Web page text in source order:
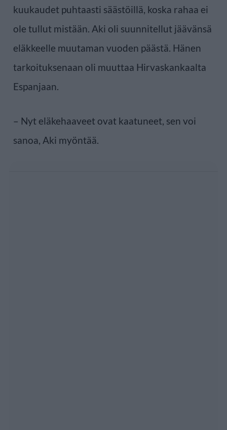
kuukaudet puhtaasti säästöillä, koska rahaa ei
ole tullut mistään. Aki oli suunnitellut jäävänsä
eläkkeelle muutaman vuoden päästä. Hänen
tarkoituksenaan oli muuttaa Hirvaskankaalta
Espanjaan.
– Nyt eläkehaaveet ovat kaatuneet, sen voi
sanoa, Aki myöntää.